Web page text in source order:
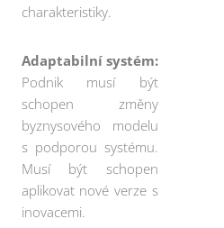
charakteristiky.
Adaptabilní systém:
Podnik musí být
schopen změny
byznysového modelu
s podporou systému.
Musí být schopen
aplikovat nové verze s
inovacemi.